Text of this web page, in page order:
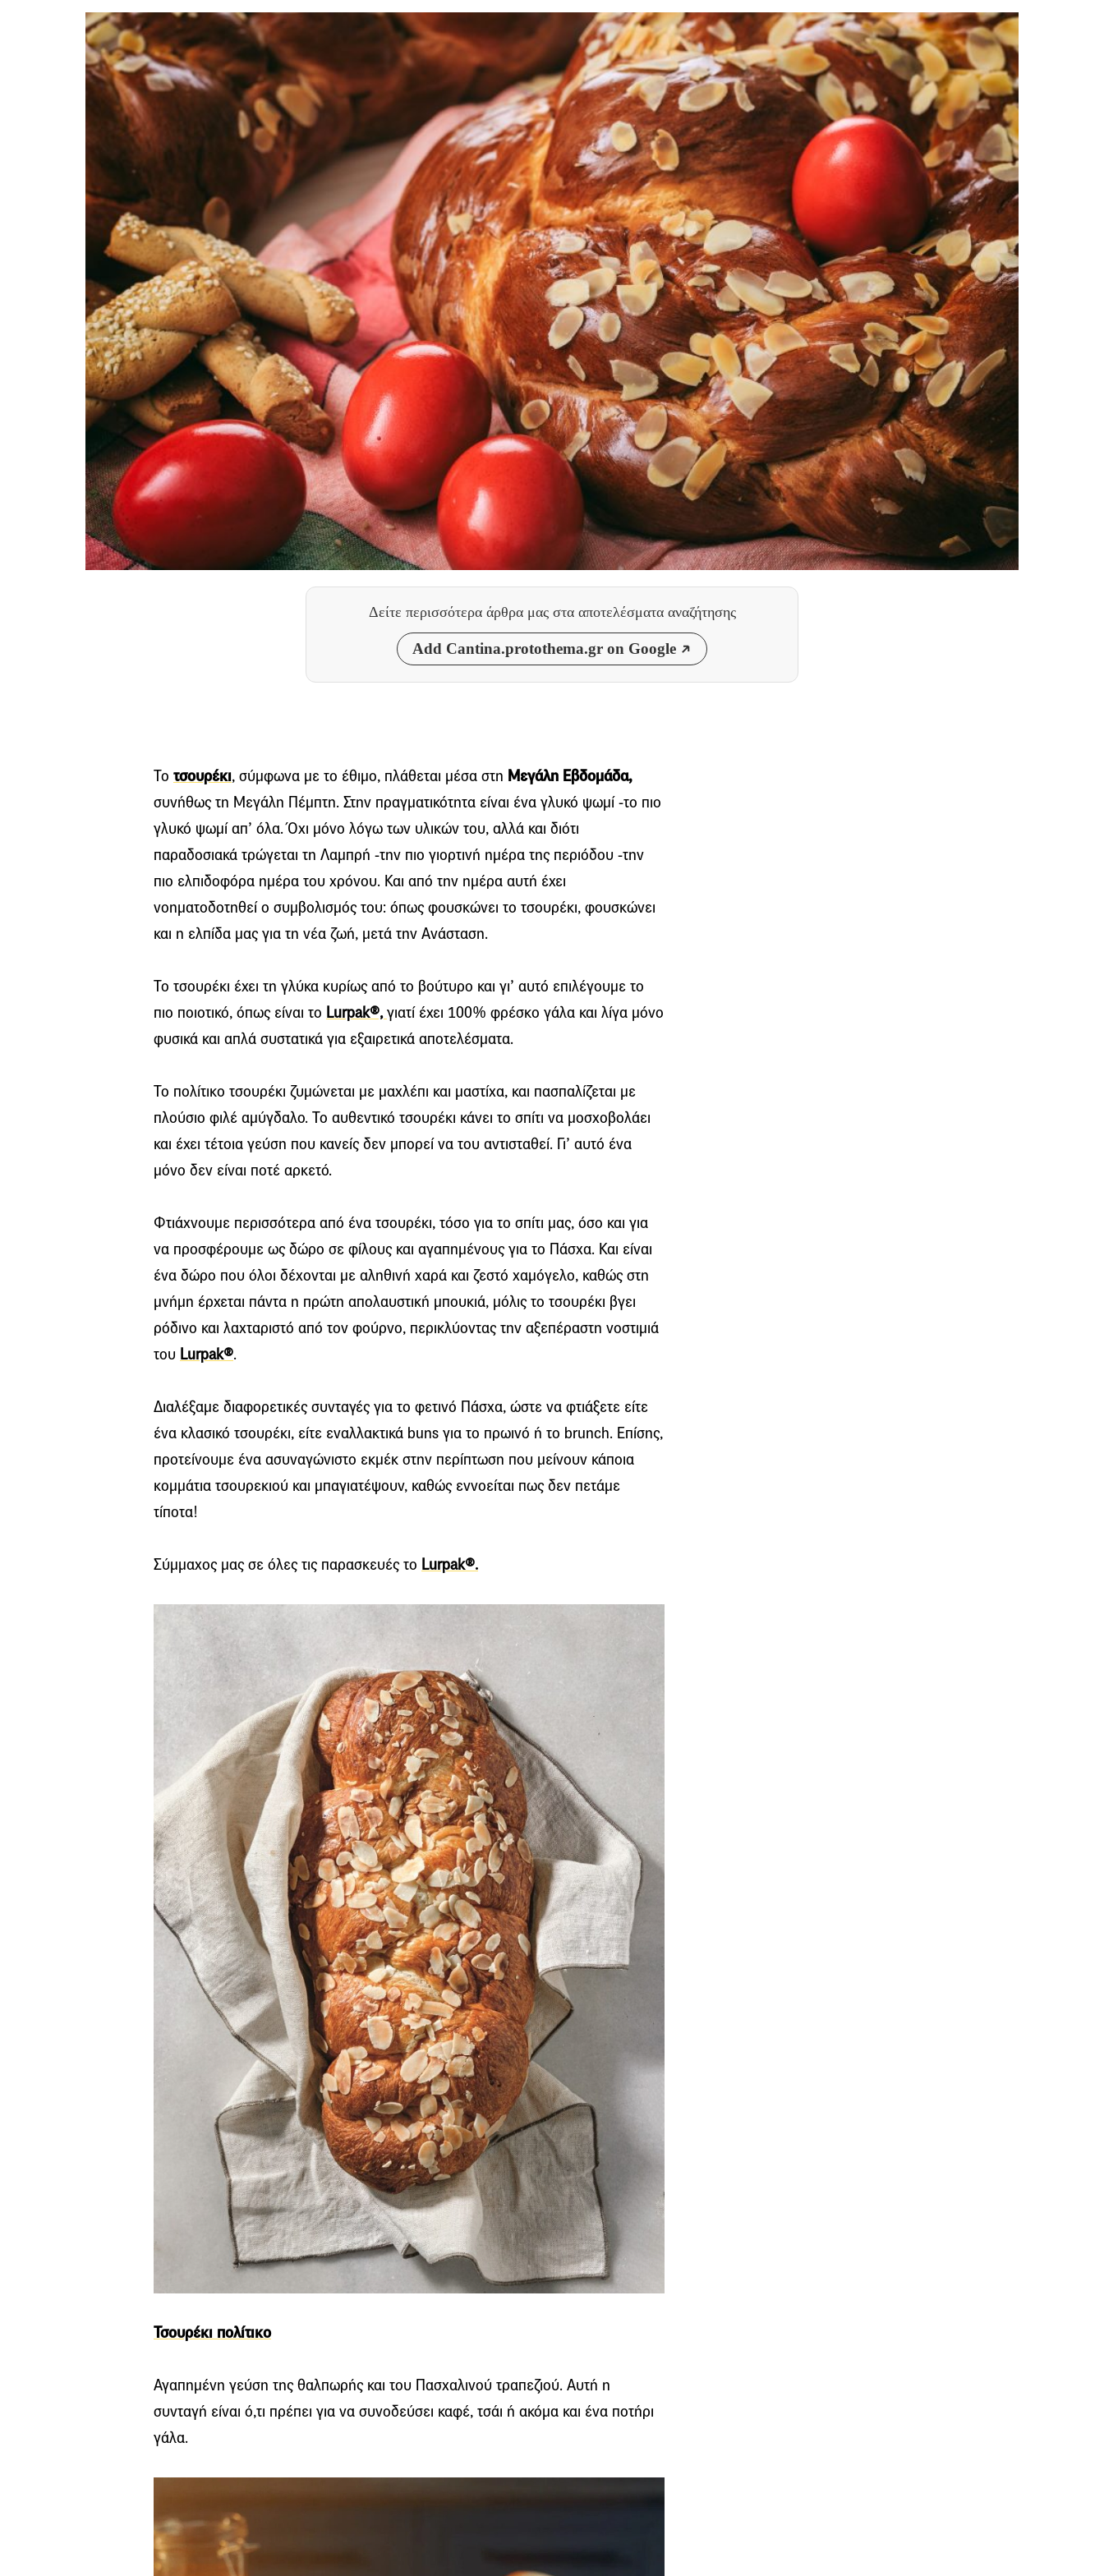
Δείτε περισσότερα άρθρα μας στα αποτελέσματα αναζήτησης
Add Cantina.protothema.gr on Google
Το τσουρέκι, σύμφωνα με το έθιμο, πλάθεται μέσα στη Μεγάλη Εβδομάδα,
συνήθως τη Μεγάλη Πέμπτη. Στην πραγματικότητα είναι ένα γλυκό ψωμί -το πιο
γλυκό ψωμί απ’ όλα. Όχι μόνο λόγω των υλικών του, αλλά και διότι
παραδοσιακά τρώγεται τη Λαμπρή -την πιο γιορτινή ημέρα της περιόδου -την
πιο ελπιδοφόρα ημέρα του χρόνου. Και από την ημέρα αυτή έχει
νοηματοδοτηθεί ο συμβολισμός του: όπως φουσκώνει το τσουρέκι, φουσκώνει
και η ελπίδα μας για τη νέα ζωή, μετά την Ανάσταση.
Το τσουρέκι έχει τη γλύκα κυρίως από το βούτυρο και γι’ αυτό επιλέγουμε το
πιο ποιοτικό, όπως είναι το Lurpak®,γιατί έχει 100% φρέσκο γάλα και λίγα μόνο
φυσικά και απλά συστατικά για εξαιρετικά αποτελέσματα.
Το πολίτικο τσουρέκι ζυμώνεται με μαχλέπι και μαστίχα, και πασπαλίζεται με
πλούσιο φιλέ αμύγδαλο. Το αυθεντικό τσουρέκι κάνει το σπίτι να μοσχοβολάει
και έχει τέτοια γεύση που κανείς δεν μπορεί να του αντισταθεί. Γι’ αυτό ένα
μόνο δεν είναι ποτέ αρκετό.
Φτιάχνουμε περισσότερα από ένα τσουρέκι, τόσο για το σπίτι μας, όσο και για
να προσφέρουμε ως δώρο σε φίλους και αγαπημένους για το Πάσχα. Και είναι
ένα δώρο που όλοι δέχονται με αληθινή χαρά και ζεστό χαμόγελο, καθώς στη
μνήμη έρχεται πάντα η πρώτη απολαυστική μπουκιά, μόλις το τσουρέκι βγει
ρόδινο και λαχταριστό από τον φούρνο, περικλύοντας την αξεπέραστη νοστιμιά
του Lurpak®.
Διαλέξαμε διαφορετικές συνταγές για το φετινό Πάσχα, ώστε να φτιάξετε είτε
ένα κλασικό τσουρέκι, είτε εναλλακτικά buns για το πρωινό ή το brunch. Επίσης,
προτείνουμε ένα ασυναγώνιστο εκμέκ στην περίπτωση που μείνουν κάποια
κομμάτια τσουρεκιού και μπαγιατέψουν, καθώς εννοείται πως δεν πετάμε
τίποτα!
Σύμμαχος μας σε όλες τις παρασκευές το Lurpak®.
Τσουρέκι πολίτικο
Αγαπημένη γεύση της θαλπωρής και του Πασχαλινού τραπεζιού. Αυτή η
συνταγή είναι ό,τι πρέπει για να συνοδεύσει καφέ, τσάι ή ακόμα και ένα ποτήρι
γάλα.